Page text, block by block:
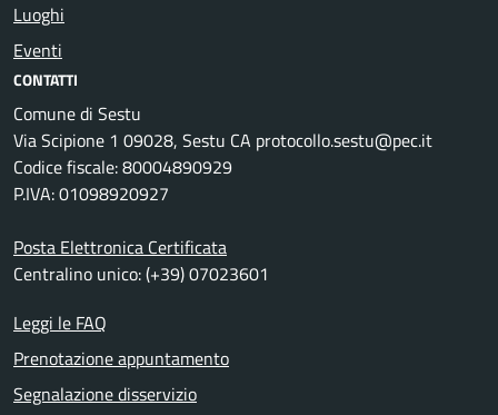
Luoghi
Eventi
CONTATTI
Comune di Sestu
Via Scipione 1 09028, Sestu CA protocollo.sestu@pec.it
Codice fiscale: 80004890929
P.IVA: 01098920927
Posta Elettronica Certificata
Centralino unico: (+39) 07023601
Leggi le FAQ
Prenotazione appuntamento
Segnalazione disservizio